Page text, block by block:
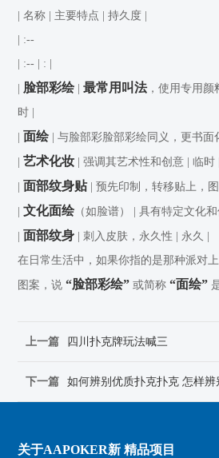
| 名称 | 主要特点 | 持久度 |
| :--
| :--
| : |
脸部彩绘 |最常用叫法，使用专用颜
时 |
面绘 | 与脸部彩脸部彩绘同义，更书面
艺术化妆 | 强调其艺术性和创意 | 临时 |
面部纹身贴| 预先印制，转移贴上，图
|文化面绘 （如脸谱） | 具有特定文化
面部纹身 | 刺入皮肤，永久性 | 永久 |
在日常生活中，如果你指的是那种派对
图案，说“脸部彩绘” 或简称“面绘”
上一篇 四川扑克牌玩法喊三
下一篇
关于AAPOKER新 精品项目